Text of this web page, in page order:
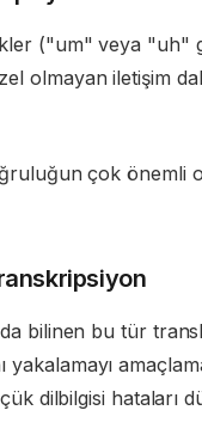
("um" veya "uh"
olmayan iletişim
çok önemli
bilinen bu tür
yakalamayı
dilbilgisi hataları